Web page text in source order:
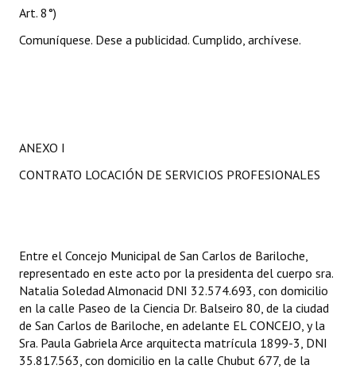
Art. 8°)
Comuníquese. Dese a publicidad. Cumplido, archívese.
ANEXO I
CONTRATO LOCACIÓN DE SERVICIOS PROFESIONALES
Entre el Concejo Municipal de San Carlos de Bariloche,
representado en este acto por la presidenta del cuerpo sra.
Natalia Soledad Almonacid DNI 32.574.693, con domicilio
en la calle Paseo de la Ciencia Dr. Balseiro 80, de la ciudad
de San Carlos de Bariloche, en adelante EL CONCEJO, y la
Sra. Paula Gabriela Arce arquitecta matrícula 1899-3, DNI
35.817.563, con domicilio en la calle Chubut 677, de la